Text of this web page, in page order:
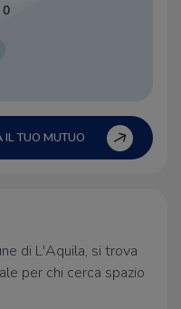
0
IL TUO MUTUO
di L'Aquila, si trova
per chi cerca spazio